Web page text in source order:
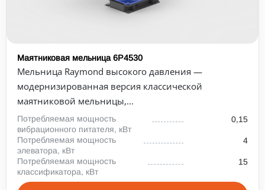
Маятниковая мельница 6Р4530
Мельница Raymond высокого давления —
модернизированная версия классической
маятниковой мельницы,...
Потребляемая мощность
вибрационного питателя, кВт
0,15
Потребляемая мощность
элеватора, кВт
4
Потребляемая мощность
классификатора, кВт
15